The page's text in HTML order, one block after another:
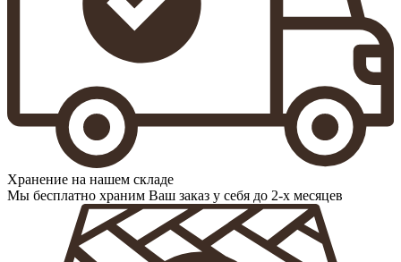
Хранение на нашем складе
Мы бесплатно храним Ваш заказ у себя до 2-х месяцев